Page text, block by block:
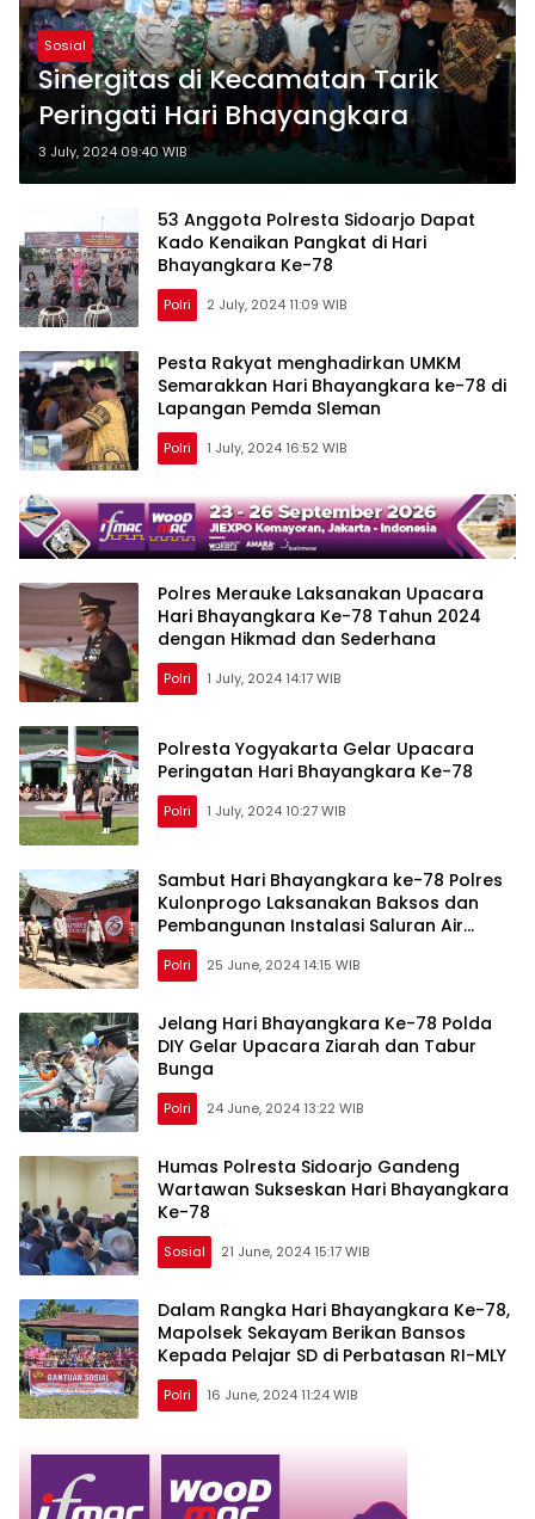
Sosial
Sinergitas di Kecamatan Tarik
Peringati Hari Bhayangkara
3 July, 2024 09:40 WIB
53 Anggota Polresta Sidoarjo Dapat
Kado Kenaikan Pangkat di Hari
Bhayangkara Ke-78
Polri 2 July, 2024 11:09 WIB
Pesta Rakyat menghadirkan UMKM
Semarakkan Hari Bhayangkara ke-78 di
Lapangan Pemda Sleman
Polri 1 July, 2024 16:52 WIB
Polres Merauke Laksanakan Upacara
Hari Bhayangkara Ke-78 Tahun 2024
dengan Hikmad dan Sederhana
Polri 1 July, 2024 14:17 WIB
Polresta Yogyakarta Gelar Upacara
Peringatan Hari Bhayangkara Ke-78
Polri 1 July, 2024 10:27 WIB
Sambut Hari Bhayangkara ke-78 Polres
Kulonprogo Laksanakan Baksos dan
Pembangunan Instalasi Saluran Air
bersih
Polri 25 June, 2024 14:15 WIB
Jelang Hari Bhayangkara Ke-78 Polda
DIY Gelar Upacara Ziarah dan Tabur
Bunga
Polri 24 June, 2024 13:22 WIB
Humas Polresta Sidoarjo Gandeng
Wartawan Sukseskan Hari Bhayangkara
Ke-78
Sosial 21 June, 2024 15:17 WIB
Dalam Rangka Hari Bhayangkara Ke-78,
Mapolsek Sekayam Berikan Bansos
Kepada Pelajar SD di Perbatasan RI-MLY
Polri 16 June, 2024 11:24 WIB